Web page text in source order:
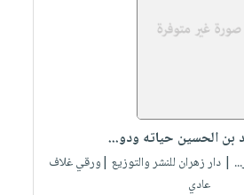
بن الحسين حياته ودو...
| دار زهران للنشر والتوزيع |ورقي غلاف
عادي